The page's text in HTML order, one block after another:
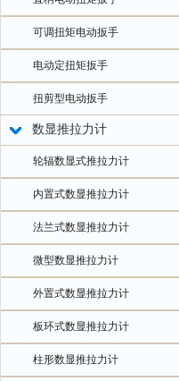
可调扭矩电动扳手
电动定扭矩扳手
扭剪型电动扳手
数显推拉力计
轮辐数显式推拉力计
内置式数显推拉力计
法兰式数显推拉力计
微型数显推拉力计
外置式数显推拉力计
板环式数显推拉力计
柱形数显推拉力计